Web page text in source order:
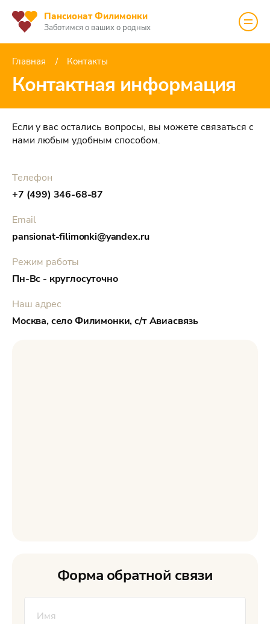
Пансионат Филимонки
Заботимся о ваших о родных
Главная Контакты
Контактная информация
Если у вас остались вопросы, вы можете связаться с
нами любым удобным способом.
Телефон
+7 (499) 346-68-87
Email
pansionat-filimonki@yandex.ru
Режим работы
Пн-Вс - круглосуточно
Наш адрес
Москва, село Филимонки, с/т Авиасвязь
Форма обратной связи